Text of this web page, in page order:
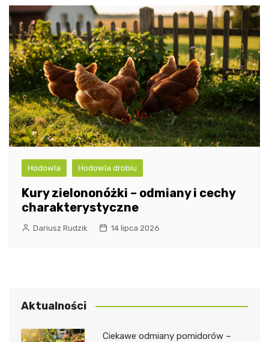
Hodowla Hodowla drobiu
Kury zielononóżki – odmiany i cechy
charakterystyczne
Dariusz Rudzik 14 lipca 2026
Aktualności
Ciekawe odmiany pomidorów –